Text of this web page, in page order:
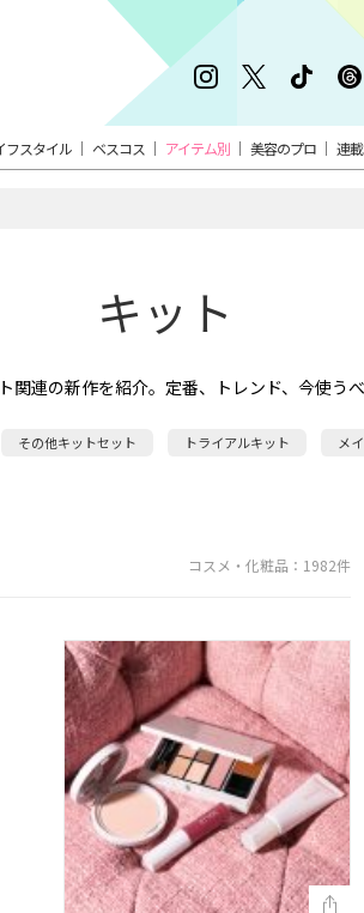
フスタイル ベスコス アイテム別 美容のプロ 連載
キット
関連の新作を紹介。定番、トレンド、今使う
その他キットセット トライアルキット メ
コスメ・化粧品：1982件